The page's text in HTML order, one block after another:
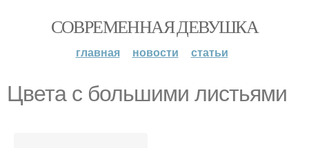
СОВРЕМЕННАЯ ДЕВУШКА
главная новости статьи
Цвета с большими листьями